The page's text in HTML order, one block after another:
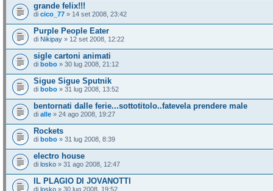
grande felix!!!
di cico_77 » 14 set 2008, 23:42
Purple People Eater
di Nikipay » 12 set 2008, 12:22
sigle cartoni animati
di bobo » 30 lug 2008, 21:12
Sigue Sigue Sputnik
di bobo » 31 lug 2008, 13:52
bentornati dalle ferie...sottotitolo..fatevela prendere male
di alle » 24 ago 2008, 19:27
Rockets
di bobo » 31 lug 2008, 8:39
electro house
di losko » 31 ago 2008, 12:47
IL PLAGIO DI JOVANOTTI
di losko » 30 lug 2008, 19:52